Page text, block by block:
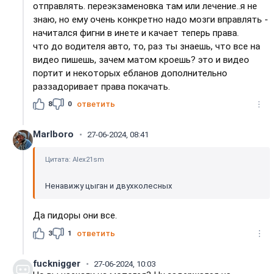
отправлять. переэкзаменовка там или лечение..я не
знаю, но ему очень конкретно надо мозги вправлять -
начитался фигни в инете и качает теперь права.
что до водителя авто, то, раз ты знаешь, что все на
видео пишешь, зачем матом кроешь? это и видео
портит и некоторых ебланов дополнительно
раззадоривает права покачать.
8 0 ответить
Marlboro 27-06-2024, 08:41
Цитата: Alex21sm
Ненавижу цыган и двухколесных
Да пидоры они все.
3 1 ответить
fucknigger 27-06-2024, 10:03